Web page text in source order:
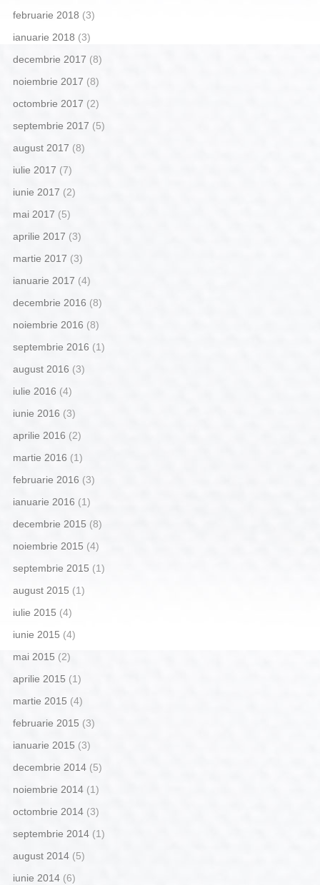
februarie 2018 (3)
ianuarie 2018 (3)
decembrie 2017 (8)
noiembrie 2017 (8)
octombrie 2017 (2)
septembrie 2017 (5)
august 2017 (8)
iulie 2017 (7)
iunie 2017 (2)
mai 2017 (5)
aprilie 2017 (3)
martie 2017 (3)
ianuarie 2017 (4)
decembrie 2016 (8)
noiembrie 2016 (8)
septembrie 2016 (1)
august 2016 (3)
iulie 2016 (4)
iunie 2016 (3)
aprilie 2016 (2)
martie 2016 (1)
februarie 2016 (3)
ianuarie 2016 (1)
decembrie 2015 (8)
noiembrie 2015 (4)
septembrie 2015 (1)
august 2015 (1)
iulie 2015 (4)
iunie 2015 (4)
mai 2015 (2)
aprilie 2015 (1)
martie 2015 (4)
februarie 2015 (3)
ianuarie 2015 (3)
decembrie 2014(5)
noiembrie 2014(1)
octombrie 2014(3)
septembrie 2014(1)
august 2014(5)
iunie 2014(6)